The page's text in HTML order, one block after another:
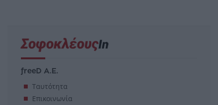
freeD Α.Ε.
Ταυτότητα
Επικοινωνία